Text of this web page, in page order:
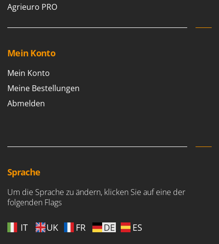
Agrieuro PRO
Mein Konto
Mein Konto
Meine Bestellungen
Abmelden
Sprache
Um die Sprache zu ändern, klicken Sie auf eine der
folgenden Flags
IT UK FR DE ES